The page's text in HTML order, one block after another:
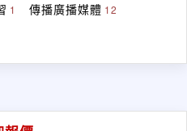
1 傳播廣播媒體 12